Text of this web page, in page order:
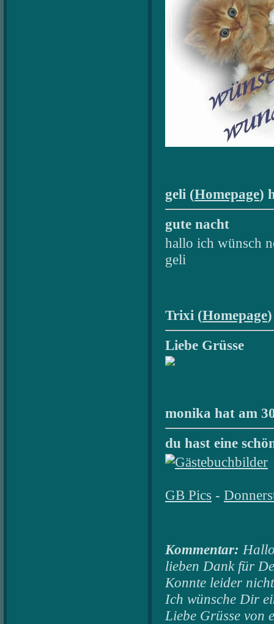
geli (Homepage)
gute nacht
hallo ich wünsch
geli
Trixi (Homepage
Liebe Grüsse
monika hat am
du hast eine
GB Pics -
Kommentar:
lieben Dank für
Konnte leider
Ich wünsche Dir
Liebe Grüsse von